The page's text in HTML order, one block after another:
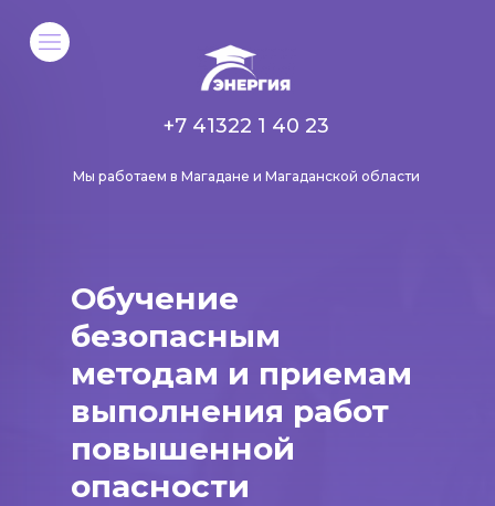
Мы работаем в Магадане и Магаданской области
+7 41322 1 40 23
Обучение
безопасным
методам и приемам
выполнения работ
повышенной
опасности